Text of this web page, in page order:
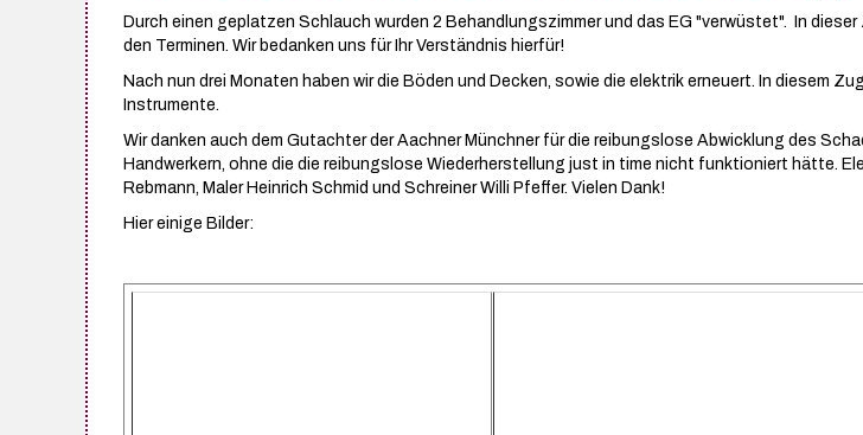
Durch einen geplatzen Schlauch wurden 2 Behandlungszimmer und das EG "verwüstet". In
den Terminen. Wir bedanken uns für Ihr Verständnis hierfür!
Nach nun drei Monaten haben wir die Böden und Decken, sowie die elektrik erneuert. In diesem
Instrumente.
Wir danken auch dem Gutachter der Aachner Münchner für die reibungslose Abwicklung des
Handwerkern, ohne die die reibungslose Wiederherstellung just in time nicht funktioniert hätte.
Rebmann, Maler Heinrich Schmid und Schreiner Willi Pfeffer. Vielen Dank!
Hier einige Bilder: